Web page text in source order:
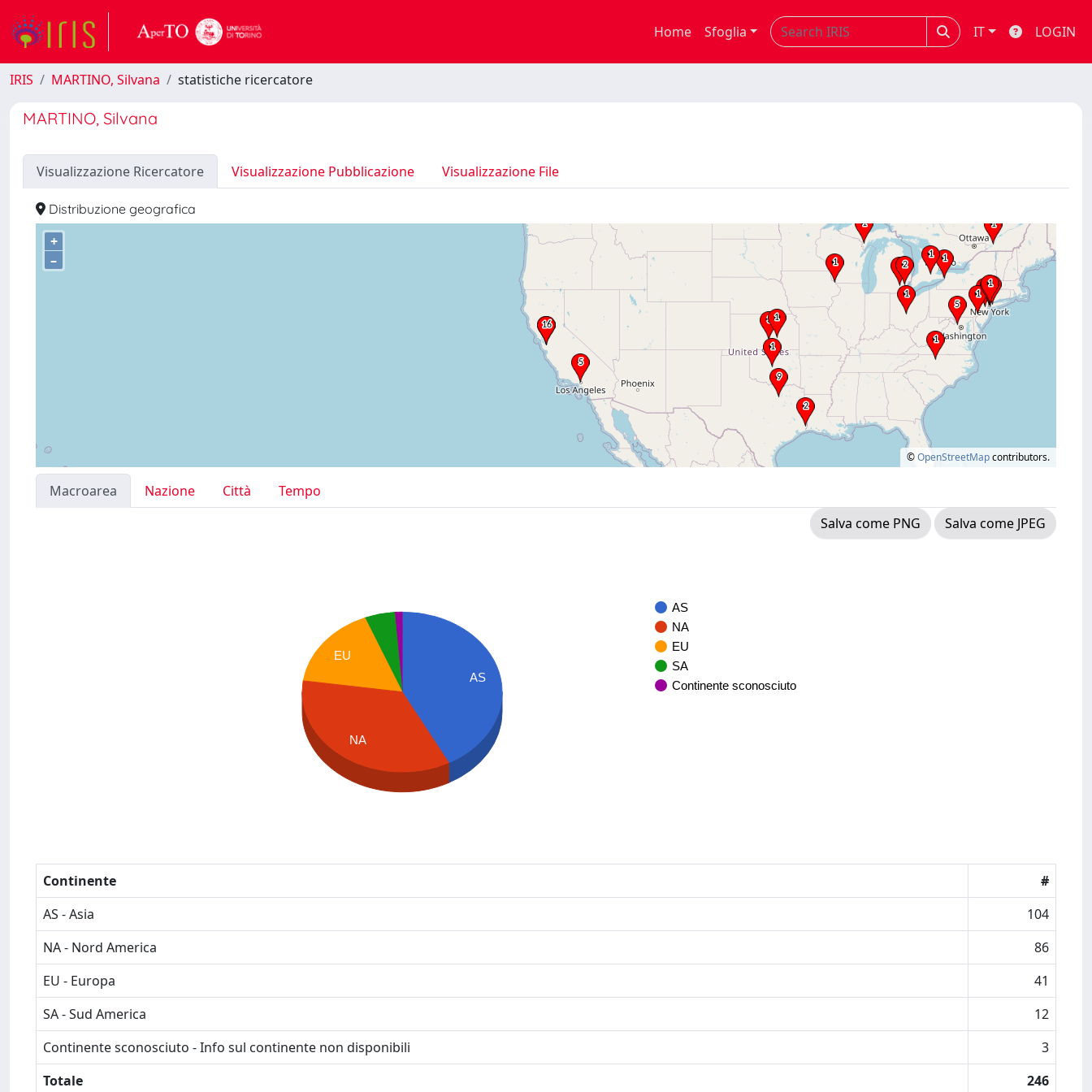
Home Sfoglia IT LOGIN
IRIS MARTINO, Silvana statistiche ricercatore
MARTINO, Silvana
Visualizzazione Ricercatore Visualizzazione Pubblicazione Visualizzazione File
Distribuzione geografica
+
–
©OpenStreetMapcontributors.
Macroarea Nazione Città
Tempo
Salva come PNG
Salva come JPEG
AS
NA
EU
SA
Continente sconosciuto
AS
EU
NA
Continente
#
AS - Asia
104
NA - Nord America
86
EU - Europa
41
SA - Sud America
12
Continente sconosciuto - Info sul continente non disponibili
3
Totale
246